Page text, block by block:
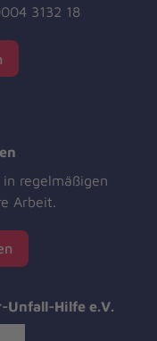
3132 18
regelmäßigen
Arbeit.
Hilfe e.V.